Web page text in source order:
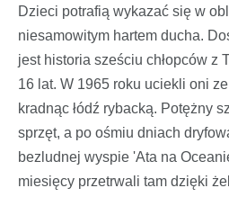
Dzieci potrafią wykazać się w
niesamowitym hartem ducha.
jest historia sześciu chłopców z
16 lat. W 1965 roku uciekli oni
kradnąc łódź rybacką. Potężny
sprzęt, a po ośmiu dniach
bezludnej wyspie 'Ata na
miesięcy przetrwali tam dzięki